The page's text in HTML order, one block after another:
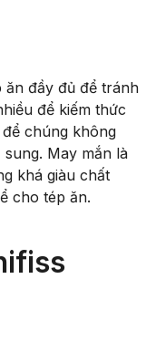
ăn đầy đủ để tránh
để kiếm thức
chúng không
May mắn là
khá giàu chất
cho tép ăn.